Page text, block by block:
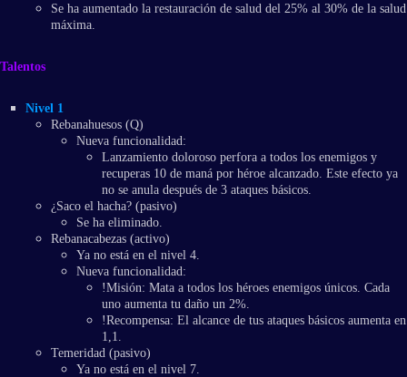
Se ha aumentado la restauración de salud del 25% al 30% de la salud
máxima.
Talentos
Nivel 1
Rebanahuesos (Q)
Nueva funcionalidad:
Lanzamiento doloroso perfora a todos los enemigos y
recuperas 10 de maná por héroe alcanzado. Este efecto ya
no se anula después de 3 ataques básicos.
¿Saco el hacha? (pasivo)
Se ha eliminado.
Rebanacabezas (activo)
Ya no está en el nivel 4.
Nueva funcionalidad:
!Misión: Mata a todos los héroes enemigos únicos. Cada
uno aumenta tu daño un 2%.
!Recompensa: El alcance de tus ataques básicos aumenta en
1,1.
Temeridad (pasivo)
Ya no está en el nivel 7.